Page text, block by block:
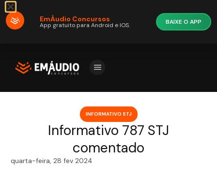
INFORMATIVO STJ
Informativo 787 STJ
comentado
quarta-feira, 28 fev 2024
EmÁudio Concursos
App gratuito para Android e IOS. BAIXE O APP